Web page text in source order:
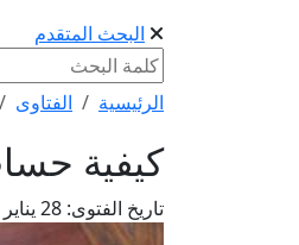
البحث المتقدم
الرئيسية الفتاوى
كيفية
تاريخ الفتوى: